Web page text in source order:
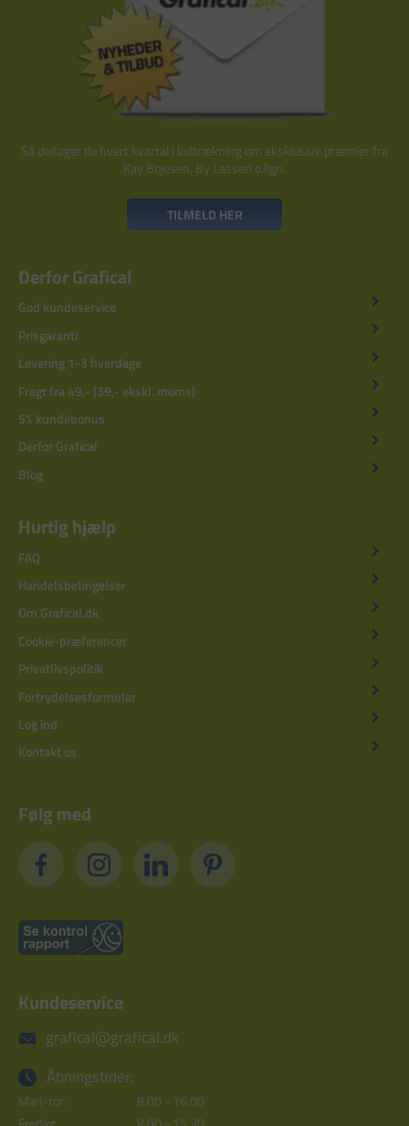
Så deltager du hvert kvartal i lodtrækning om eksklusive præmier fra
Kay Bojesen, By Lassen o.lign.
TILMELD HER
Derfor Grafical
God kundeservice
Prisgaranti
Levering 1-3 hverdage
Fragt fra 49,- (39,- ekskl. moms)
5% kundebonus
Derfor Grafical
Blog
Hurtig hjælp
FAQ
Handelsbetingelser
Om Grafical.dk
Cookie-præferencer
Privatlivspolitik
Fortrydelsesformular
Log ind
Kontakt os
Følg med
Kundeservice
grafical@grafical.dk
Åbningstider:
Man-tor:
8.00 - 16.00